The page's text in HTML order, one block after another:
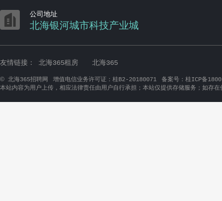
 公司地址
北海银河城市科技产业城
友情链接： 北海365租房 北海365
© 北海365招聘网 增值电信业务许可证：桂B2-20180071
备案号：桂ICP备
本站内容为用户上传，相应法律责任由用户自行承担；本站仅提供存储服务；如存